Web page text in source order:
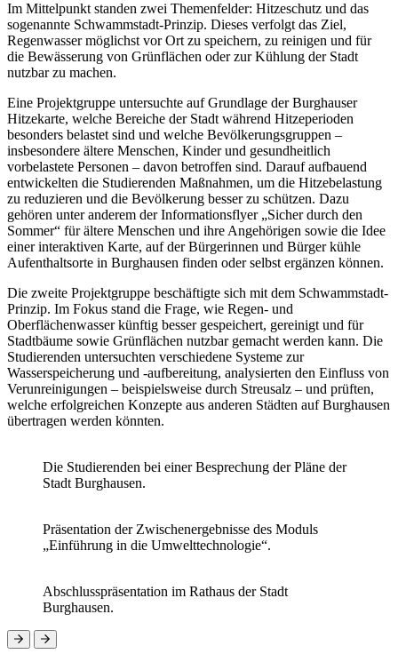
Im Mittelpunkt standen zwei Themenfelder: Hitzeschutz und das
sogenannte Schwammstadt-Prinzip. Dieses verfolgt das Ziel,
Regenwasser möglichst vor Ort zu speichern, zu reinigen und für
die Bewässerung von Grünflächen oder zur Kühlung der Stadt
nutzbar zu machen.
Eine Projektgruppe untersuchte auf Grundlage der Burghauser
Hitzekarte, welche Bereiche der Stadt während Hitzeperioden
besonders belastet sind und welche Bevölkerungsgruppen –
insbesondere ältere Menschen, Kinder und gesundheitlich
vorbelastete Personen – davon betroffen sind. Darauf aufbauend
entwickelten die Studierenden Maßnahmen, um die Hitzebelastung
zu reduzieren und die Bevölkerung besser zu schützen. Dazu
gehören unter anderem der Informationsflyer „Sicher durch den
Sommer“ für ältere Menschen und ihre Angehörigen sowie die Idee
einer interaktiven Karte, auf der Bürgerinnen und Bürger kühle
Aufenthaltsorte in Burghausen finden oder selbst ergänzen können.
Die zweite Projektgruppe beschäftigte sich mit dem Schwammstadt-
Prinzip. Im Fokus stand die Frage, wie Regen- und
Oberflächenwasser künftig besser gespeichert, gereinigt und für
Stadtbäume sowie Grünflächen nutzbar gemacht werden kann. Die
Studierenden untersuchten verschiedene Systeme zur
Wasserspeicherung und -aufbereitung, analysierten den Einfluss von
Verunreinigungen – beispielsweise durch Streusalz – und prüften,
welche erfolgreichen Konzepte aus anderen Städten auf Burghausen
übertragen werden könnten.
Die Studierenden bei einer Besprechung der Pläne der
Stadt Burghausen.
Präsentation der Zwischenergebnisse des Moduls
„Einführung in die Umwelttechnologie“.
Abschlusspräsentation im Rathaus der Stadt
Burghausen.